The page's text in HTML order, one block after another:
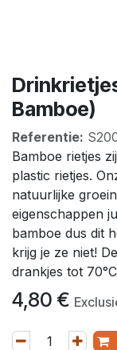
Bamboe)
Referentie:
Bamboe rietjes
plastic rietjes.
natuurlijke
eigenschappen
bamboe dus dit
krijg je ze niet!
drankjes tot 70°C
4,80 €